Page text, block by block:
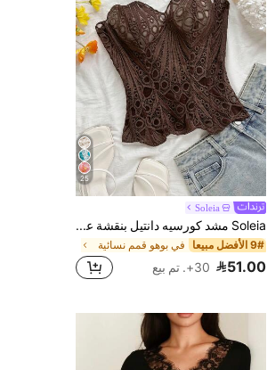
25
Soleia
Soleia مشد كورسيه دانتيل بنقشة عظم السمكة، بني قهوة بدون حمالات مفرغ ومطرز، ملابس تشكيل للجسم للنساء، ستايل صيفي مغري للحفلات والسهرات والعطلات
9# الأفضل مبيعا في بوهو قمم نسائية
51.00 30+. تم بيع